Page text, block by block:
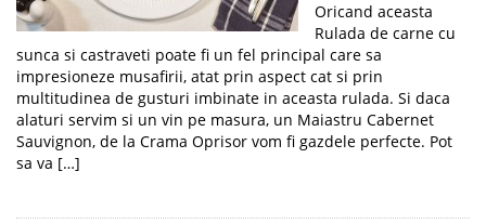
Oricand aceasta
Rulada de carne cu
sunca si castraveti poate fi un fel principal care sa
impresioneze musafirii, atat prin aspect cat si prin
multitudinea de gusturi imbinate in aceasta rulada. Si daca
alaturi servim si un vin pe masura, un Maiastru Cabernet
Sauvignon, de la Crama Oprisor vom fi gazdele perfecte. Pot
sa va […]